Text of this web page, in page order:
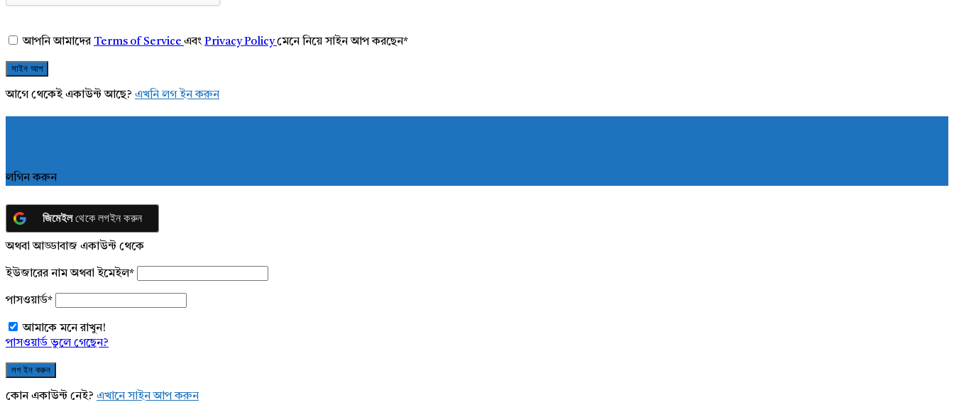
আপনি আমাদেরTerms of Service এবং Privacy Policyমেনে নিয়ে সাইন আপ করছেন*
আগে থেকেই একাউন্ট আছে? এখনি লগ ইন করুন
লগিন করুন
জিমেইলথেকে লগইন করুন
অথবা আড্ডাবাজ একাউন্ট থেকে
ইউজারের নাম অথবা ইমেইল*
পাসওয়ার্ড*
আমাকে মনে রাখুন!
পাসওয়ার্ড ভুলে গেছেন?
কোন একাউন্ট নেই? এখানে সাইন আপ করুন